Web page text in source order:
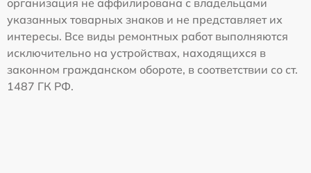
указанных товарных знаков и не представляет их
интересы. Все виды ремонтных работ выполняются
исключительно на устройствах, находящихся в
законном гражданском обороте, в соответствии со ст.
1487 ГК РФ.